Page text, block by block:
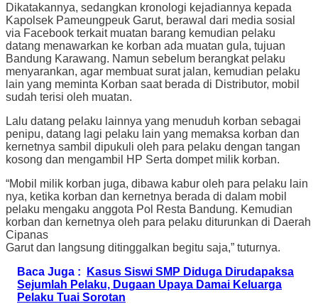
Dikatakannya, sedangkan kronologi kejadiannya kepada
Kapolsek Pameungpeuk Garut, berawal dari media sosial
via Facebook terkait muatan barang kemudian pelaku
datang menawarkan ke korban ada muatan gula, tujuan
Bandung Karawang. Namun sebelum berangkat pelaku
menyarankan, agar membuat surat jalan, kemudian pelaku
lain yang meminta Korban saat berada di Distributor, mobil
sudah terisi oleh muatan.
Lalu datang pelaku lainnya yang menuduh korban sebagai
penipu, datang lagi pelaku lain yang memaksa korban dan
kernetnya sambil dipukuli oleh para pelaku dengan tangan
kosong dan mengambil HP Serta dompet milik korban.
“Mobil milik korban juga, dibawa kabur oleh para pelaku lain
nya, ketika korban dan kernetnya berada di dalam mobil
pelaku mengaku anggota Pol Resta Bandung. Kemudian
korban dan kernetnya oleh para pelaku diturunkan di Daerah
Cipanas
Garut dan langsung ditinggalkan begitu saja,” tuturnya.
Baca Juga :
Kasus Siswi SMP Diduga Dirudapaksa
Sejumlah Pelaku, Dugaan Upaya Damai Keluarga
Pelaku Tuai Sorotan